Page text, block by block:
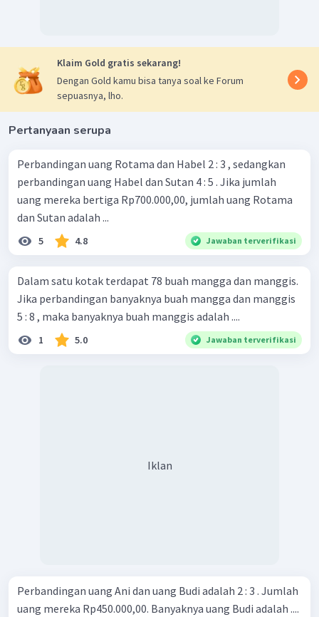
Klaim Gold gratis sekarang!
Dengan Gold kamu bisa tanya soal ke Forum
sepuasnya, lho.
Pertanyaan serupa
Perbandingan uang Rotama dan Habel 2 : 3 , sedangkan
perbandingan uang Habel dan Sutan 4 : 5 . Jika jumlah
uang mereka bertiga Rp700.000,00, jumlah uang Rotama
dan Sutan adalah ...
5 4.8 Jawaban terverifikasi
Dalam satu kotak terdapat 78 buah mangga dan manggis.
Jika perbandingan banyaknya buah mangga dan manggis
5 : 8 , maka banyaknya buah manggis adalah ....
1 5.0 Jawaban terverifikasi
Iklan
Perbandingan uang Ani dan uang Budi adalah 2 : 3 . Jumlah
uang mereka Rp450.000,00. Banyaknya uang Budi adalah ....